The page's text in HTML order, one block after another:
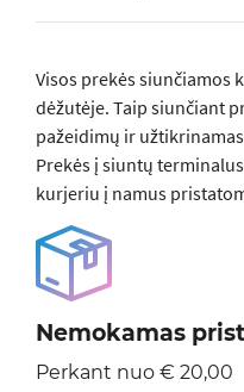
Visos prеkės
dėžutėje. Taip siunčiant
pažeidimų ir
Prekės į siuntų
kurjeriu į namus
Nemokamas
Perkant nuo € 20,00